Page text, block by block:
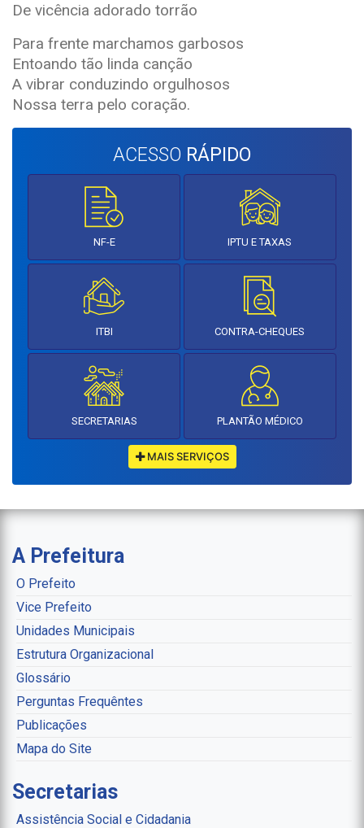
De vicência adorado torrão
Para frente marchamos garbosos
Entoando tão linda canção
A vibrar conduzindo orgulhosos
Nossa terra pelo coração.
ACESSO RÁPIDO
NF-E IPTU E TAXAS
ITBI CONTRA-CHEQUES
SECRETARIAS PLANTÃO MÉDICO
MAIS SERVIÇOS
A Prefeitura
O Prefeito
Vice Prefeito
Unidades Municipais
Estrutura Organizacional
Glossário
Perguntas Frequêntes
Publicações
Mapa do Site
Secretarias
Assistência Social e Cidadania